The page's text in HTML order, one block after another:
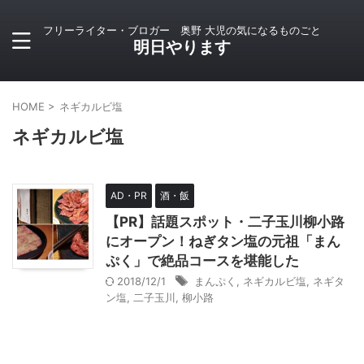
フリーライター・ブロガー 奥野 大児の気になるものごと
明日やります
HOME > ネギカルビ塩
ネギカルビ塩
AD・PR 酒・飯
【PR】話題スポット・二子玉川柳小路
にオープン！ねぎタン塩の元祖「まん
ぷく」で絶品コースを堪能した
2018/12/1 まんぷく ネギカルビ塩
ネギタ
ン塩
二子玉川 柳小路